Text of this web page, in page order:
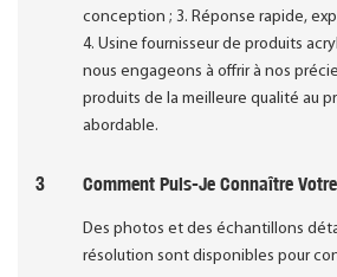
conception ; 3. Réponse rapide,
4. Usine fournisseur de produits
nous engageons à offrir à nos
produits de la meilleure qualité au
abordable.
3 Comment Puis-Je Connaître
Des photos et des échantillons
résolution sont disponibles pour